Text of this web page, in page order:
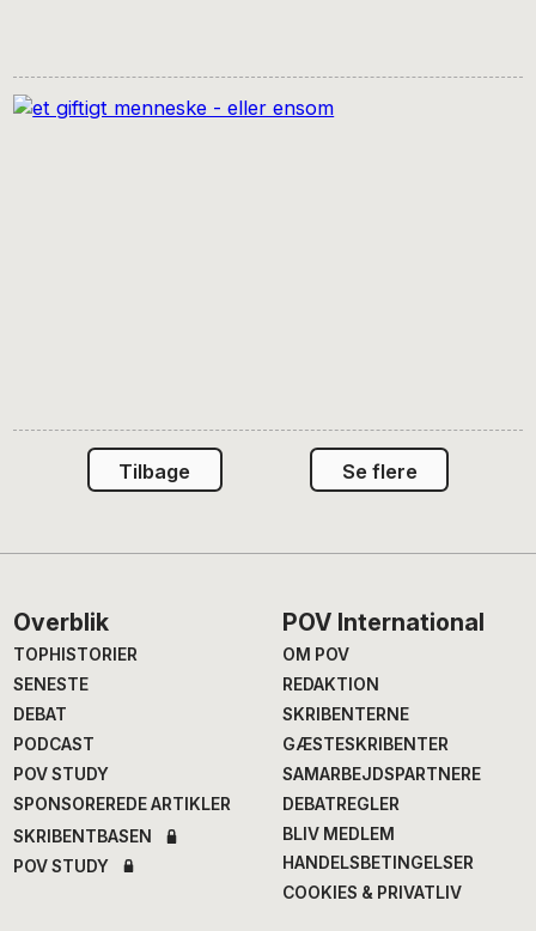
Tilbage Se flere
Footer
Overblik
TOPHISTORIER
SENESTE
DEBAT
PODCAST
POV STUDY
SPONSOREREDE ARTIKLER
SKRIBENTBASEN
POV STUDY
POV International
OM POV
REDAKTION
SKRIBENTERNE
GÆSTESKRIBENTER
SAMARBEJDSPARTNERE
DEBATREGLER
BLIV MEDLEM
HANDELSBETINGELSER
COOKIES & PRIVATLIV